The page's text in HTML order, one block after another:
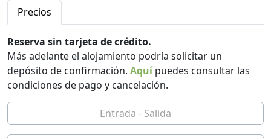
relajarse y explorar las playas cercanas (Porto Rotondo,
Golfo Aranci, Costa Esmeralda, Olbia, Pittulongu) y los
impresionantes parajes naturales y culturales
(Arzachena). Ideal para parejas (o para 3 personas).
Una dimensión y un estilo contemporáneos en diálogo
con un mundo ancestral: tradición, evolución y armonía
con la naturaleza. Ofrecemos no solo alojamiento, sino
también una experiencia única de la vida sarda.
Precios
Reserva sin tarjeta de crédito.
Más adelante el alojamiento podría solicitar un
depósito de confirmación. Aquípuedes consultar las
condiciones de pago y cancelación.